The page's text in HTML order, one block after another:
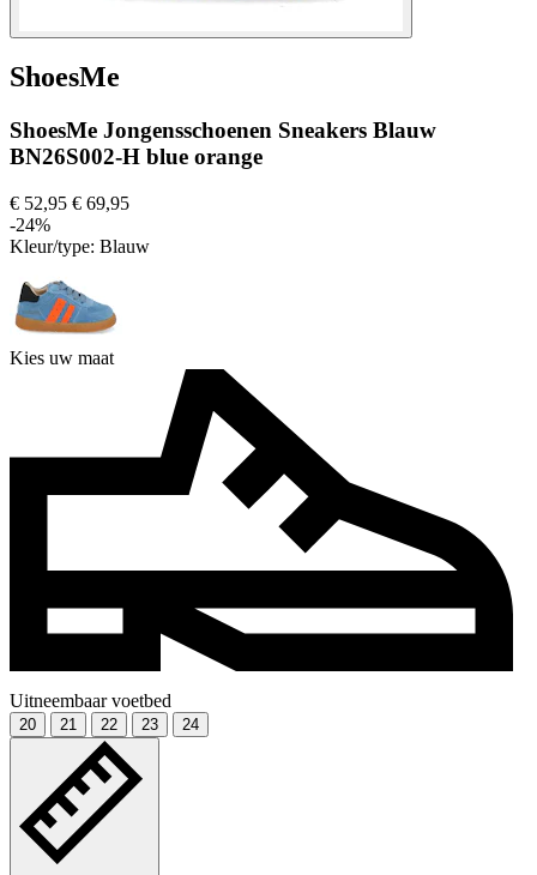
ShoesMe
ShoesMe Jongensschoenen Sneakers Blauw
BN26S002-H blue orange
€ 52,95 € 69,95
-24%
Kleur/type: Blauw
Kies uw maat
Uitneembaar voetbed
20 21 22 23 24